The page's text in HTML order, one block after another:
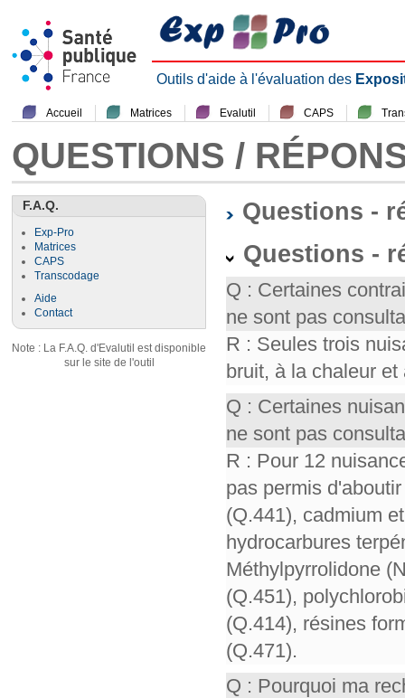
Outils d'aide à l'évaluation des
Accueil Matrices Evalutil CAPS
QUESTIONS /
F.A.Q.
Exp-Pro
Matrices
CAPS
Transcodage
Aide
Contact
Note : La F.A.Q. d'Evalutil est disponible
sur le site de l'outil
Questions -
Questions -
Q : Certaines
ne sont pas
R : Seules trois
bruit, à la chaleur et
Q : Certaines
ne sont pas
R : Pour 12
pas permis
(Q.441), cadmium
hydrocarbures
Méthylpyrrolidone
(Q.451),
(Q.414), résines
(Q.471).
Q : Pourquoi ma